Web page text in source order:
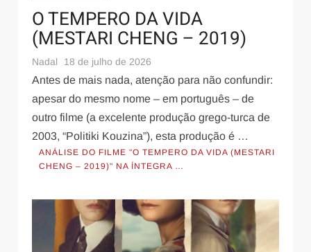
O TEMPERO DA VIDA
(MESTARI CHENG – 2019)
Nadal 18 de julho de 2026
Antes de mais nada, atenção para não confundir:
apesar do mesmo nome – em português – de
outro filme (a excelente produção grego-turca de
2003, “Politiki Kouzina”), esta produção é …
ANÁLISE DO FILME "O TEMPERO DA VIDA (MESTARI
CHENG – 2019)" NA ÍNTEGRA …